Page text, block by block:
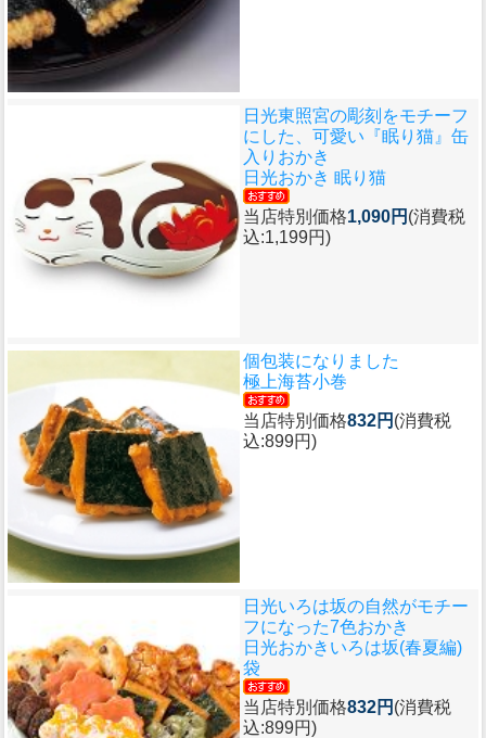
日光東照宮の彫刻をモチーフ
にした、可愛い『眠り猫』缶
入りおかき
日光おかき 眠り猫
当店特別価格1,090円 (消費税
込:1,199円)
個包装になりました
極上海苔小巻
当店特別価格832円 (消費税
込:899円)
日光いろは坂の自然がモチー
フになった7色おかき
日光おかきいろは坂(春夏編)
袋
当店特別価格832円 (消費税
込:899円)